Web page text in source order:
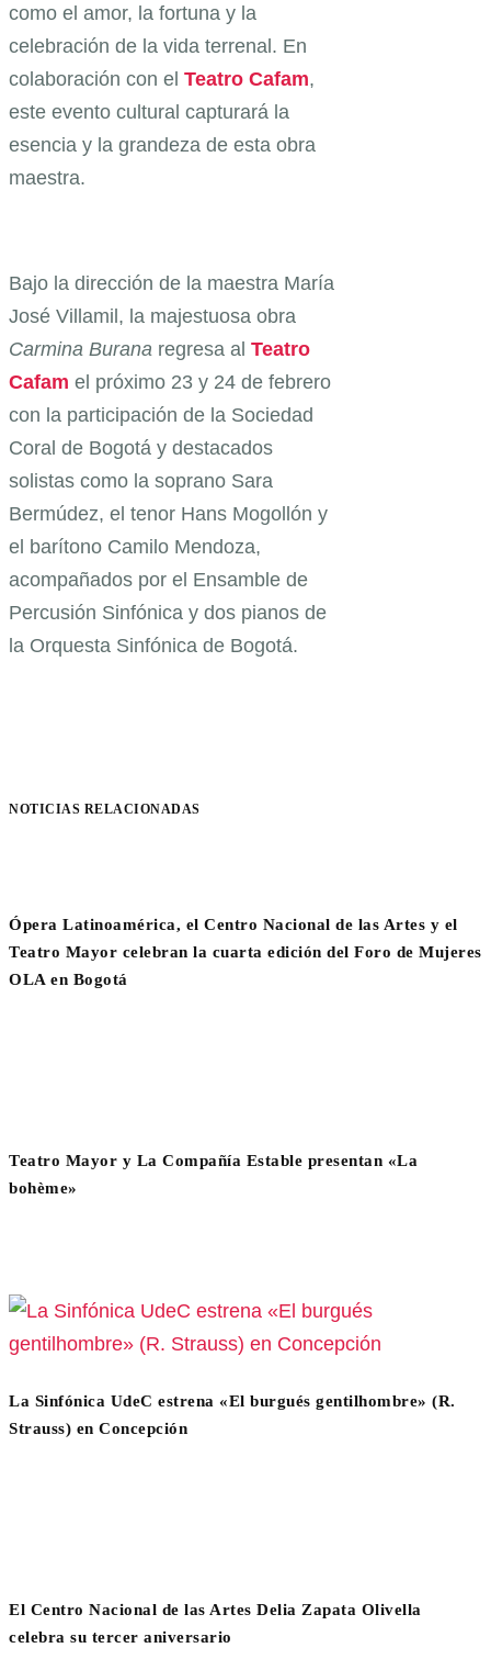
como el amor, la fortuna y la
celebración de la vida terrenal. En
colaboración con el Teatro Cafam,
este evento cultural capturará la
esencia y la grandeza de esta obra
maestra.
Bajo la dirección de la maestra María
José Villamil, la majestuosa obra
Carmina Burana regresa al Teatro
Cafam el próximo 23 y 24 de febrero
con la participación de la Sociedad
Coral de Bogotá y destacados
solistas como la soprano Sara
Bermúdez, el tenor Hans Mogollón y
el barítono Camilo Mendoza,
acompañados por el Ensamble de
Percusión Sinfónica y dos pianos de
la Orquesta Sinfónica de Bogotá.
NOTICIAS RELACIONADAS
Ópera Latinoamérica, el Centro Nacional de las Artes y el
Teatro Mayor celebran la cuarta edición del Foro de Mujeres
OLA en Bogotá
Teatro Mayor y La Compañía Estable presentan «La
bohème»
La Sinfónica UdeC estrena «El burgués gentilhombre» (R.
Strauss) en Concepción
El Centro Nacional de las Artes Delia Zapata Olivella
celebra su tercer aniversario